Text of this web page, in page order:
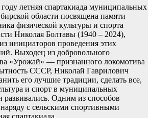
летняя спартакиада муниципальных
области посвящена памяти
физической культуры и спорта
Николая Болтавы (1940 – 2024),
инициаторов проведения этих
Выходец из добровольного
«Урожай» — признанного локомотива
СССР, Николай Гаврилович
его лучшие традиции, сделать все,
и спорт в муниципальных
развивались. Одним из способов
с сельскими спортивными
спартакиада.